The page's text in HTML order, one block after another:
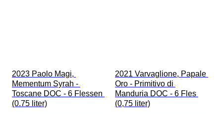
2023 Paolo Magi,
Mementum Syrah -
Toscane DOC - 6 Flessen
(0.75 liter)
2021 Varvaglione, Papale
Oro - Primitivo di
Manduria DOC - 6 Fles
(0,75 liter)